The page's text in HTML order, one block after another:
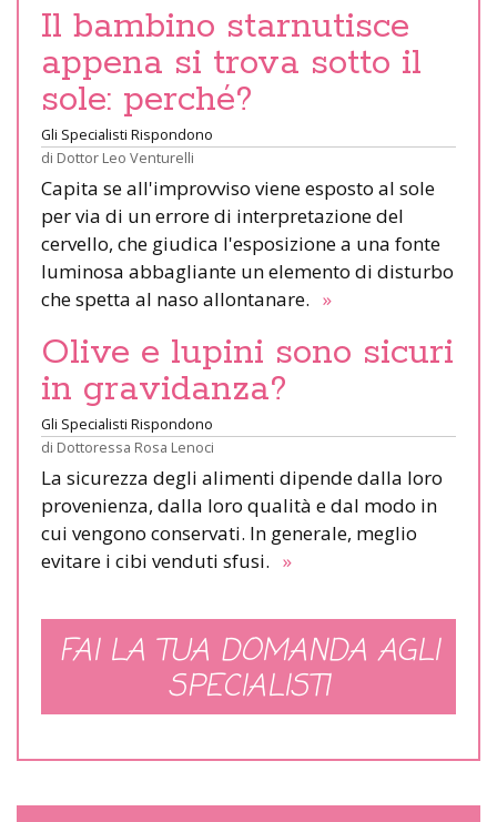
Il bambino starnutisce
appena si trova sotto il
sole: perché?
Gli Specialisti Rispondono
di Dottor Leo Venturelli
Capita se all'improvviso viene esposto al sole
per via di un errore di interpretazione del
cervello, che giudica l'esposizione a una fonte
luminosa abbagliante un elemento di disturbo
che spetta al naso allontanare. »
Olive e lupini sono sicuri
in gravidanza?
Gli Specialisti Rispondono
di Dottoressa Rosa Lenoci
La sicurezza degli alimenti dipende dalla loro
provenienza, dalla loro qualità e dal modo in
cui vengono conservati. In generale, meglio
evitare i cibi venduti sfusi. »
FAI LA TUA DOMANDA AGLI
SPECIALISTI